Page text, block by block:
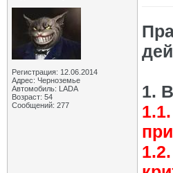
Регистрация: 12.06.2014
Адрес: Черноземье
Автомобиль: LADA
Возраст: 54
Сообщений: 277
1.